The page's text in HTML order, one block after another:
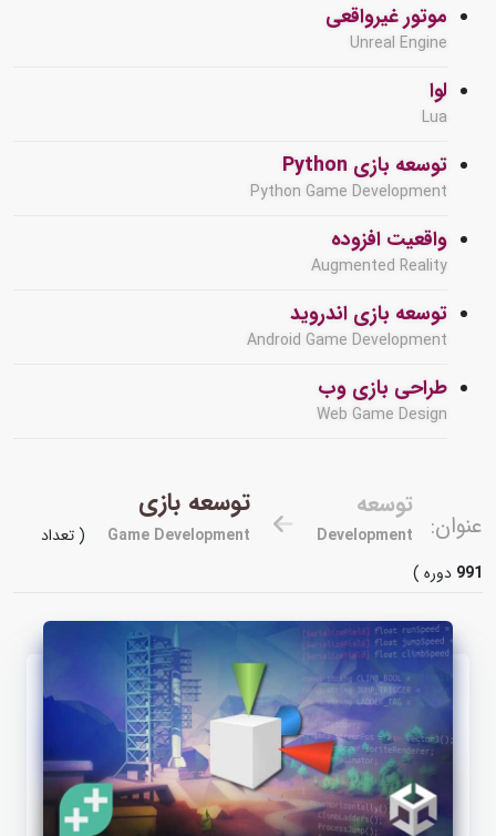
موتور غیرواقعی
Unreal Engine
لوا
Lua
توسعه بازی Python
Python Game Development
واقعیت افزوده
Augmented Reality
توسعه بازی اندروید
Android Game Development
طراحی بازی وب
Web Game Design
عنوان:
توسعه
Development
توسعه بازی
Game Development
( تعداد
991دوره )